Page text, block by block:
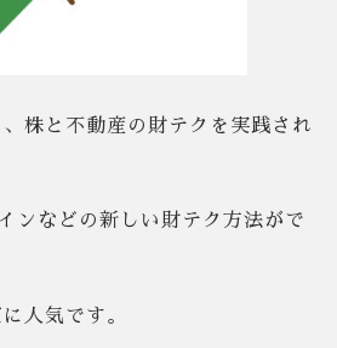
株と不動産の財テクを実践され
ンなどの新しい財テク方法がで
人気です。